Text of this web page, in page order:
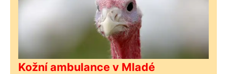
Kožní ambulance v Mladé